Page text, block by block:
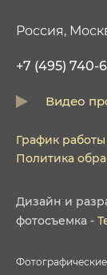
Россия,
+7 (495) 740-
Видео
График работы
Политика
Дизайн и
фотосъемка -